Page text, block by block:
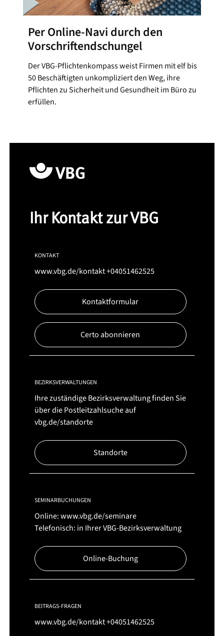
Per Online-Navi durch den
Vorschriftendschungel
Der VBG-Pflichtenkompass weist Firmen mit elf bis
50 Beschäftigten unkompliziert den Weg, ihre
Pflichten zu Sicherheit und Gesundheit im Büro zu
erfüllen.
Ihr Kontakt zur VBG
KONTAKT
www.vbg.de/kontakt+04051462525
Kontaktformular
Certo abonnieren
BEZIRKSVERWALTUNGEN
Ihre zuständige Bezirksverwaltung finden Sie
über die Postleitzahlsuche auf
vbg.de/standorte
Standorte
SEMINARBUCHUNGEN
Online:www.vbg.de/seminare
Telefonisch: in Ihrer VBG-Bezirksverwaltung
Online-Buchung
BEITRAGS-FRAGEN
www.vbg.de/kontakt+04051462525